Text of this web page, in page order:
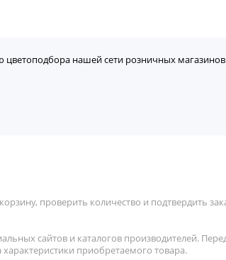
нашей сети розничных
проверить количество и подтвердить
сайтов и каталогов производителей.
приобретаемого товара.